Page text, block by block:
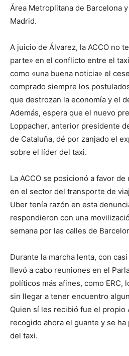
Área Metroplitana de Barcelona
Madrid.
A juicio de Álvarez, la ACCO no
parte» en el conflicto entre el
como «una buena noticia» el
comprado siempre los
que destrozan la economía y el
Además, espera que el nuevo
Loppacher, anterior presidente
de Cataluña, dé por zanjado el
sobre el líder del taxi.
La ACCO se posicionó a favor
en el sector del transporte de
Uber tenía razón en esta
respondieron con una
semana por las calles de
Durante la marcha lenta, con
llevó a cabo reuniones en el
políticos más afines, como ERC,
sin llegar a tener encuentro
Quien sí les recibió fue el propio
recogido ahora el guante y se
del taxi.